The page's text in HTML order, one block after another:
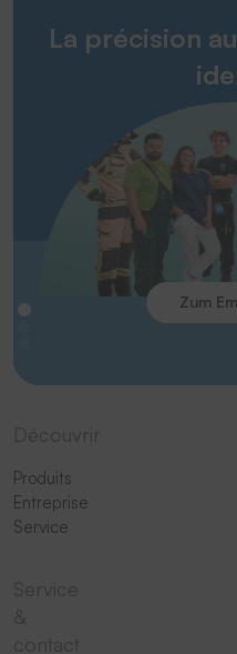
La précision
Zum
Produits
Entreprise
Service